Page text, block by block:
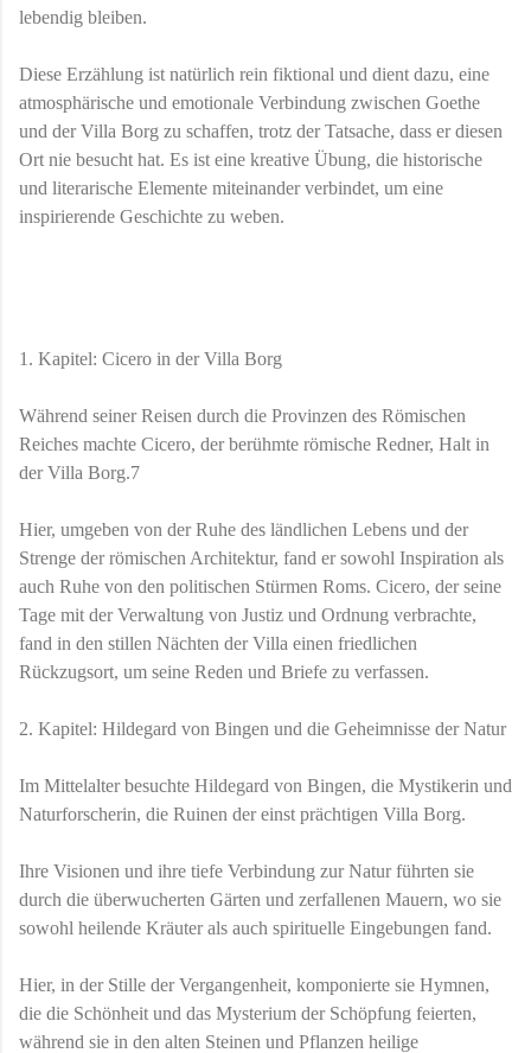
lebendig bleiben.
Diese Erzählung ist natürlich rein fiktional und dient dazu, eine
atmosphärische und emotionale Verbindung zwischen Goethe
und der Villa Borg zu schaffen, trotz der Tatsache, dass er diesen
Ort nie besucht hat. Es ist eine kreative Übung, die historische
und literarische Elemente miteinander verbindet, um eine
inspirierende Geschichte zu weben.
1. Kapitel: Cicero in der Villa Borg
Während seiner Reisen durch die Provinzen des Römischen
Reiches machte Cicero, der berühmte römische Redner, Halt in
der Villa Borg.7
Hier, umgeben von der Ruhe des ländlichen Lebens und der
Strenge der römischen Architektur, fand er sowohl Inspiration als
auch Ruhe von den politischen Stürmen Roms. Cicero, der seine
Tage mit der Verwaltung von Justiz und Ordnung verbrachte,
fand in den stillen Nächten der Villa einen friedlichen
Rückzugsort, um seine Reden und Briefe zu verfassen.
2. Kapitel: Hildegard von Bingen und die Geheimnisse der Natur
Im Mittelalter besuchte Hildegard von Bingen, die Mystikerin und
Naturforscherin, die Ruinen der einst prächtigen Villa Borg.
Ihre Visionen und ihre tiefe Verbindung zur Natur führten sie
durch die überwucherten Gärten und zerfallenen Mauern, wo sie
sowohl heilende Kräuter als auch spirituelle Eingebungen fand.
Hier, in der Stille der Vergangenheit, komponierte sie Hymnen,
die die Schönheit und das Mysterium der Schöpfung feierten,
während sie in den alten Steinen und Pflanzen heilige